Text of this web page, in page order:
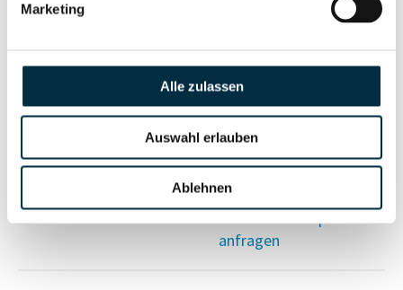
Marketing
Alle zulassen
Auswahl erlauben
Ablehnen
Sanktionslistenstatus
Unternehmensprofil
anfragen
Insolvenzinformationen
anfragen